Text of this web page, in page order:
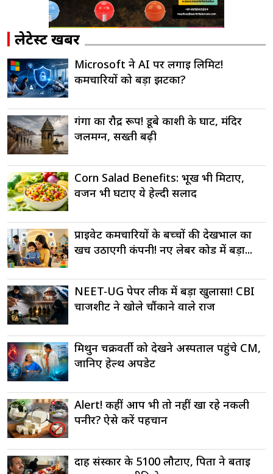
लेटेस्ट खबरें
Microsoft ने AI पर लगाई लिमिट!
कर्मचारियों को बड़ा झटका?
गंगा का रौद्र रूप! डूबे काशी के घाट, मंदिर
जलमग्न, सख्ती बढ़ी
Corn Salad Benefits: भूख भी मिटाए,
वजन भी घटाए ये हेल्दी सलाद
प्राइवेट कर्मचारियों के बच्चों की देखभाल का
खर्च उठाएगी कंपनी! नए लेबर कोड में बड़ा...
NEET-UG पेपर लीक में बड़ा खुलासा! CBI
चार्जशीट ने खोले चौंकाने वाले राज
मिथुन चक्रवर्ती को देखने अस्पताल पहुंचे CM,
जानिए हेल्थ अपडेट
Alert! कहीं आप भी तो नहीं खा रहे नकली
पनीर? ऐसे करें पहचान
दाह संस्कार के ₹5100 लौटाए, पिता ने बताई